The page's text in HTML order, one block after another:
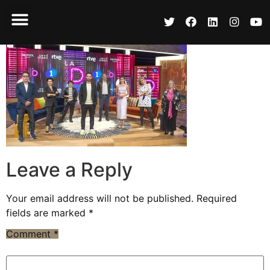
Leave a Reply
Your email address will not be published. Required
fields are marked *
Comment *